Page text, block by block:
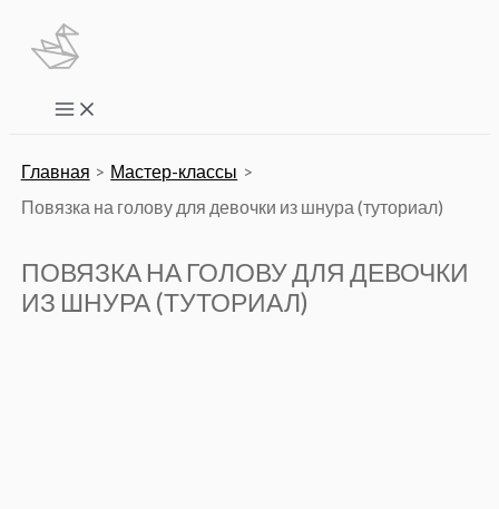
Перейти
содержимому
Main
Menu
Главная
Мастер-классы
Повязка на голову для девочки из шнура (туториал)
ПОВЯЗКА НА ГОЛОВУ ДЛЯ ДЕВОЧКИ
ИЗ ШНУРА (ТУТОРИАЛ)